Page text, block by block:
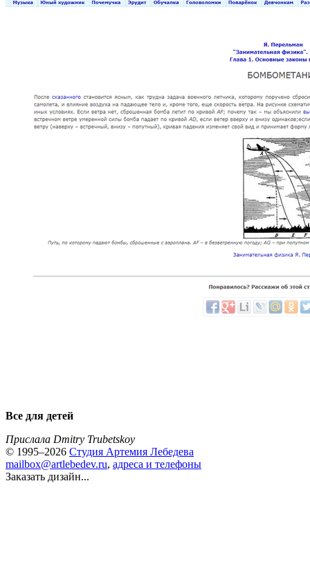
Все для детей
Прислала Dmitry Trubetskoy
© 1995–2026 Студия Артемия Лебедева
mailbox@artlebedev.ru, адреса и телефоны
Заказать дизайн...